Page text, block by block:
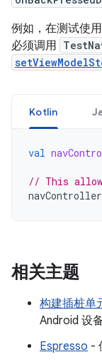
例如，在测试使用
必须调用
Kotlin
val
// This
navController
相关主题
构建插桩单
Android 设
Espresso -